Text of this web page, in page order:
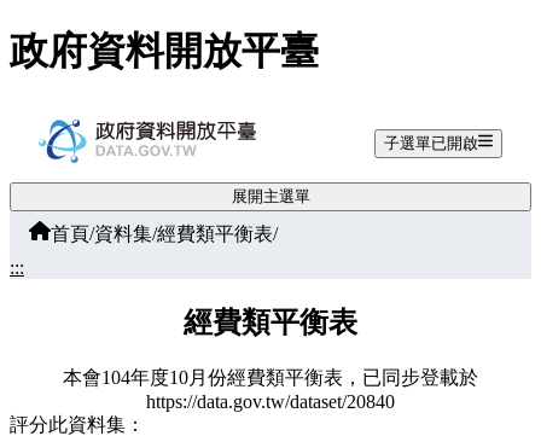
跳至主要內容
政府資料開放平臺
子選單已開啟
展開主選單
首頁/資料集/經費類平衡表/
:::
經費類平衡表
本會104年度10月份經費類平衡表，已同步登載於
https://data.gov.tw/dataset/20840
評分此資料集：